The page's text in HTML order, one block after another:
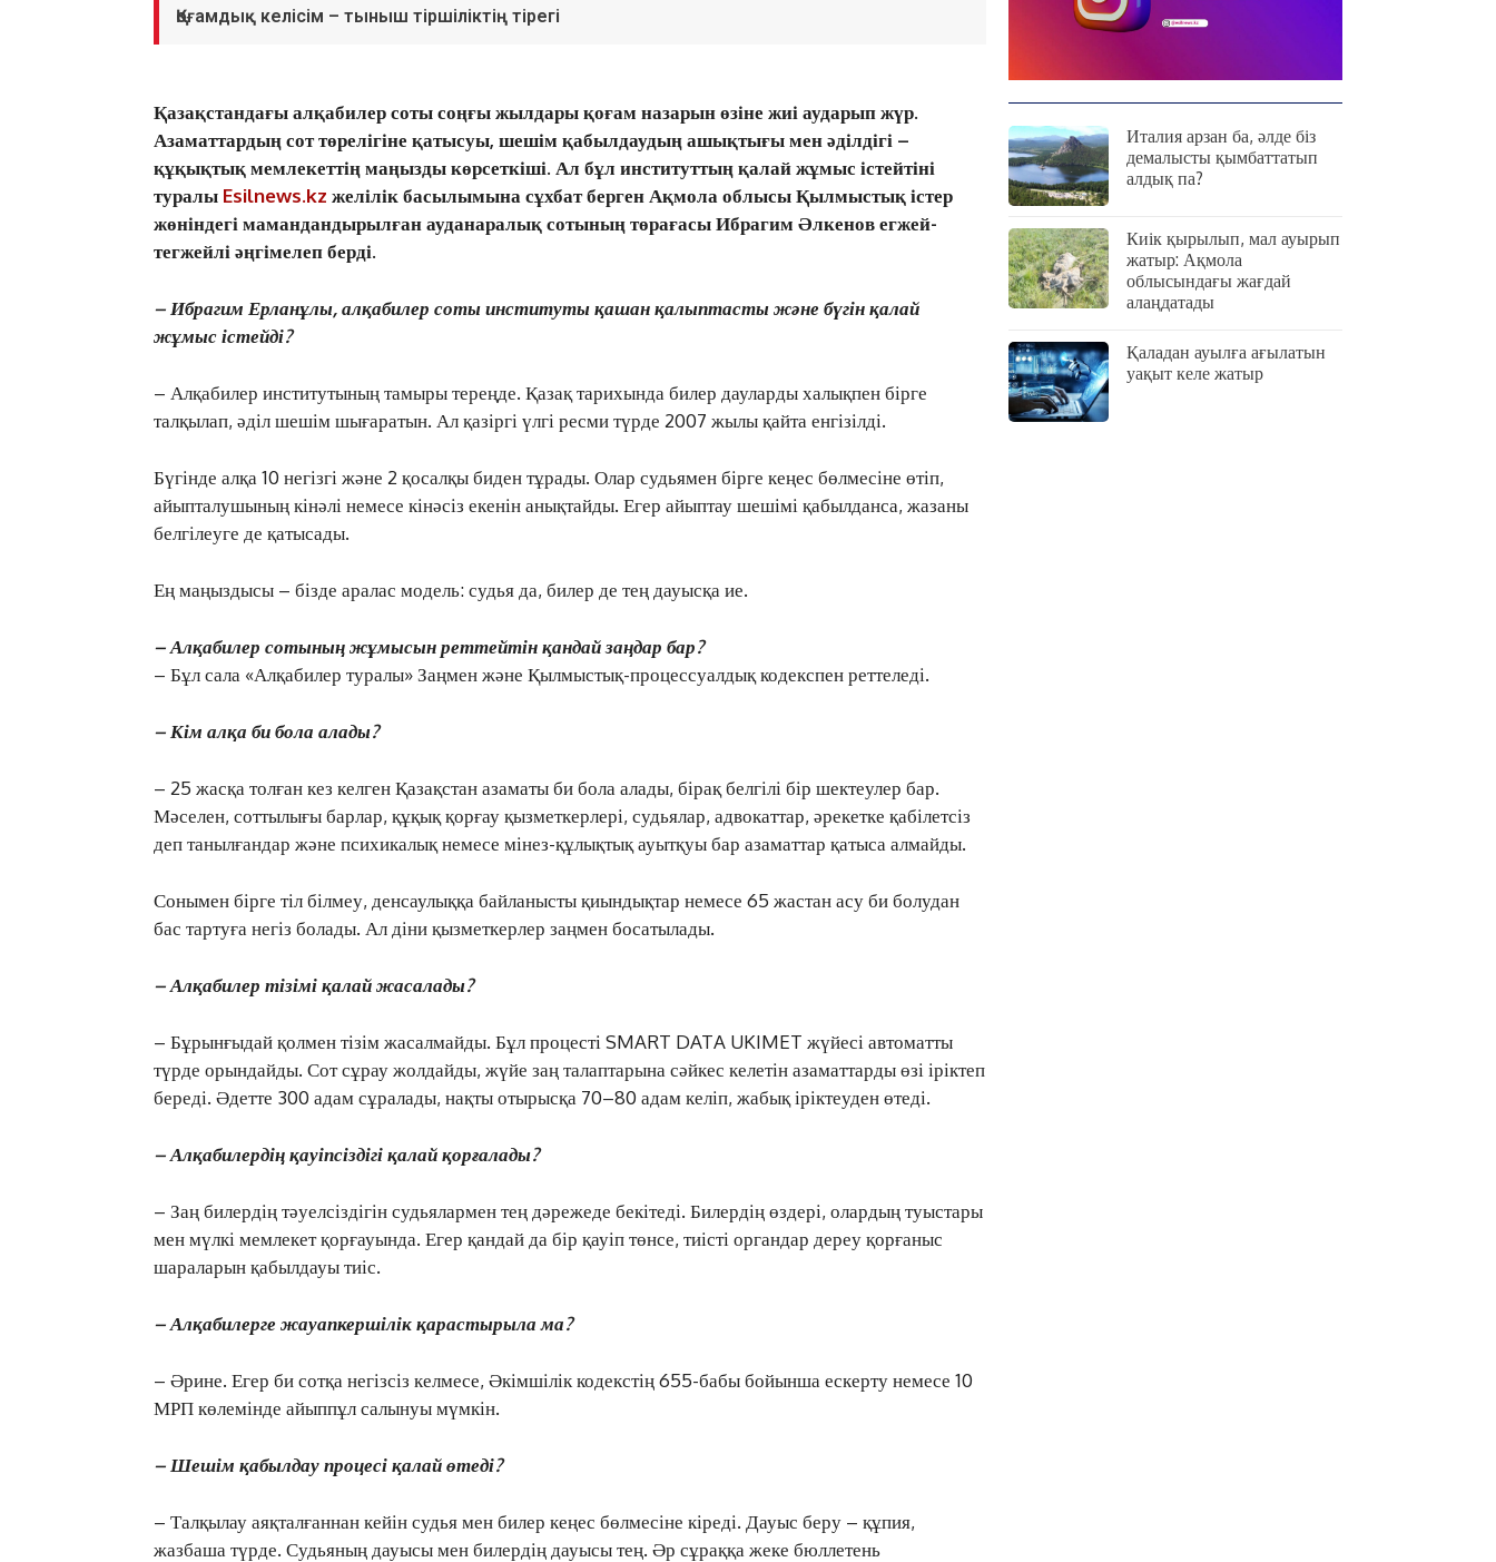
КӨЗҚАРАС
ЗЕРТТЕУ
ӘЛЕУМЕТ
ШЕЖІРЕ
15.1 Kokshetau
Қоғамдық келісім – тыныш тіршіліктің тірегі
Қазақстандағы алқабилер соты соңғы жылдары қоғам назарын өзіне жиі аударып жүр.
Азаматтардың сот төрелігіне қатысуы, шешім қабылдаудың ашықтығы мен әділдігі –
құқықтық мемлекеттің маңызды көрсеткіші. Ал бұл институттың қалай жұмыс істейтіні
туралы Esilnews.kz желілік басылымына сұхбат берген Ақмола облысыҚылмыстық істер
жөніндегі мамандандырылған ауданаралық сотының төрағасы Ибрагим Әлкеновегжей-
тегжейлі әңгімелеп берді.
– Ибрагим Ерланұлы, алқабилер соты институты қашан қалыптасты және бүгін қалай
жұмыс істейді?
– Алқабилер институтының тамыры тереңде. Қазақ тарихында билер дауларды халықпен бірге
талқылап, әділ шешім шығаратын. Ал қазіргі үлгі ресми түрде 2007 жылы қайта енгізілді.
Бүгінде алқа 10 негізгі және 2 қосалқы биден тұрады. Олар судьямен бірге кеңес бөлмесіне өтіп,
айыпталушының кінәлі немесе кінәсіз екенін анықтайды. Егер айыптау шешімі қабылданса, жазаны
белгілеуге де қатысады.
Ең маңыздысы – бізде аралас модель: судья да, билер де тең дауысқа ие.
– Алқабилер сотының жұмысын реттейтін қандай заңдар бар?
– Бұл сала «Алқабилер туралы» Заңмен және Қылмыстық-процессуалдық кодекспен реттеледі.
– Кім алқа би бола алады?
– 25 жасқа толған кез келген Қазақстан азаматы би бола алады, бірақ белгілі бір шектеулер бар.
Мәселен, соттылығы барлар, құқық қорғау қызметкерлері, судьялар, адвокаттар, әрекетке қабілетсіз
деп танылғандар және психикалық немесе мінез-құлықтық ауытқуы бар азаматтар қатыса алмайды.
Сонымен бірге тіл білмеу, денсаулыққа байланысты қиындықтар немесе 65 жастан асу би болудан
бас тартуға негіз болады. Ал діни қызметкерлер заңмен босатылады.
– Алқабилер тізімі қалай жасалады?
– Бұрынғыдай қолмен тізім жасалмайды. Бұл процесті SMART DATA UKIMET жүйесі автоматты
түрде орындайды. Сот сұрау жолдайды, жүйе заң талаптарына сәйкес келетін азаматтарды өзі іріктеп
береді. Әдетте 300 адам сұралады, нақты отырысқа 70–80 адам келіп, жабық іріктеуден өтеді.
– Алқабилердің қауіпсіздігі қалай қорғалады?
– Заң билердің тәуелсіздігін судьялармен тең дәрежеде бекітеді. Билердің өздері, олардың туыстары
мен мүлкі мемлекет қорғауында. Егер қандай да бір қауіп төнсе, тиісті органдар дереу қорғаныс
шараларын қабылдауы тиіс.
– Алқабилерге жауапкершілік қарастырыла ма?
– Әрине. Егер би сотқа негізсіз келмесе, Әкімшілік кодекстің 655-бабы бойынша ескерту немесе 10
МРП көлемінде айыппұл салынуы мүмкін.
– Шешім қабылдау процесі қалай өтеді?
– Талқылау аяқталғаннан кейін судья мен билер кеңес бөлмесіне кіреді. Дауыс беру – құпия,
жазбаша түрде. Судьяның дауысы мен билердің дауысы тең. Әр сұраққа жеке бюллетень
Италия арзан ба, әлде біз
демалысты қымбаттатып
алдық па?
Киік қырылып, мал ауырып
жатыр: Ақмола
облысындағы жағдай
алаңдатады
Қаладан ауылға ағылатын
уақыт келе жатыр